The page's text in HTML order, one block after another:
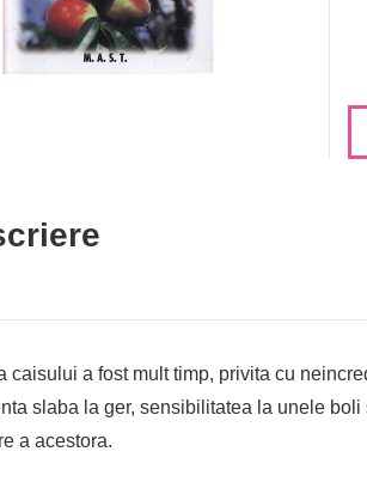
caisului a fost mult timp, privita cu
slaba la ger, sensibilitatea la unele
a acestora.